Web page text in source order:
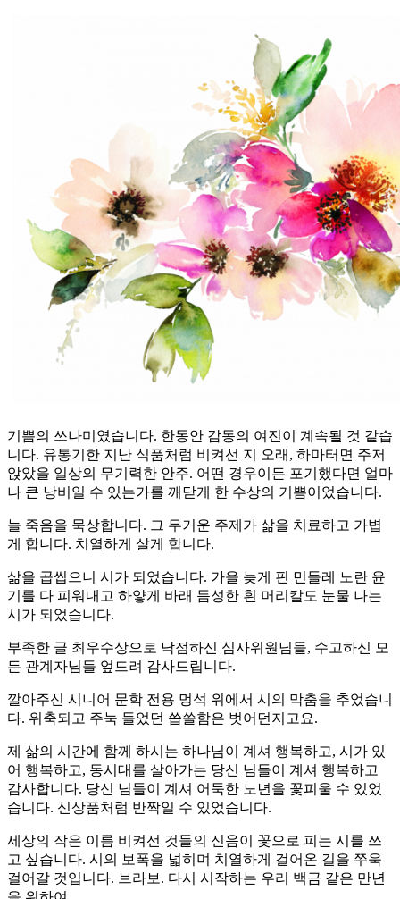
기쁨의 쓰나미였습니다. 한동안 감동의 여진이 계속될 것 같습
니다. 유통기한 지난 식품처럼 비켜선 지 오래, 하마터면 주저
앉았을 일상의 무기력한 안주. 어떤 경우이든 포기했다면 얼마
나 큰 낭비일 수 있는가를 깨닫게 한 수상의 기쁨이었습니다.
늘 죽음을 묵상합니다. 그 무거운 주제가 삶을 치료하고 가볍
게 합니다. 치열하게 살게 합니다.
삶을 곱씹으니 시가 되었습니다. 가을 늦게 핀 민들레 노란 윤
기를 다 피워내고 하얗게 바래 듬성한 흰 머리칼도 눈물 나는
시가 되었습니다.
부족한 글 최우수상으로 낙점하신 심사위원님들, 수고하신 모
든 관계자님들 엎드려 감사드립니다.
깔아주신 시니어 문학 전용 멍석 위에서 시의 막춤을 추었습니
다. 위축되고 주눅 들었던 씁쓸함은 벗어던지고요.
제 삶의 시간에 함께 하시는 하나님이 계셔 행복하고, 시가 있
어 행복하고, 동시대를 살아가는 당신 님들이 계셔 행복하고
감사합니다. 당신 님들이 계셔 어둑한 노년을 꽃피울 수 있었
습니다. 신상품처럼 반짝일 수 있었습니다.
세상의 작은 이름 비켜선 것들의 신음이 꽃으로 피는 시를 쓰
고 싶습니다. 시의 보폭을 넓히며 치열하게 걸어온 길을 쭈욱
걸어갈 것입니다. 브라보. 다시 시작하는 우리 백금 같은 만년